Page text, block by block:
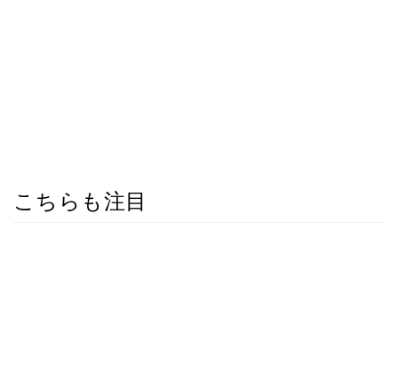
こちらも注目